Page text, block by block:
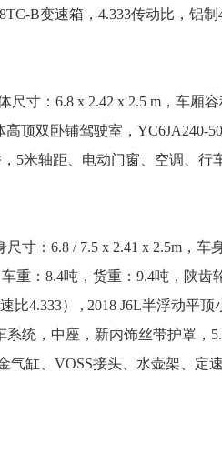
B变速箱，4.333传动比，铝制
尺寸：6.8 x 2.42 x 2.5 m，车厢
顶双卧铺驾驶室，YC6JA240-
5米轴距、电动门窗、空调、行
寸：6.8 / 7.5 x 2.41 x 2.5m，车
重：8.4吨，货重：9.4吨，陕齿
比4.333） , 2018 J6L半浮动平顶
统，中座，新内饰丝带护罩，
气缸、VOSS接头、水壶架、定